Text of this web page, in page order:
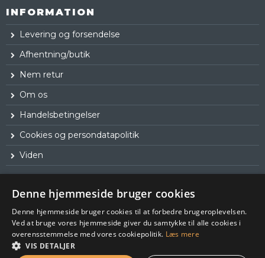
INFORMATION
Levering og forsendelse
Afhentning/butik
Nem retur
Om os
Handelsbetingelser
Cookies og persondatapolitik
Viden
Denne hjemmeside bruger cookies
Denne hjemmeside bruger cookies til at forbedre brugeroplevelsen.
Ved at bruge vores hjemmeside giver du samtykke til alle cookies i
overensstemmelse med vores cookiepolitik. Læs mere
VIS DETALJER